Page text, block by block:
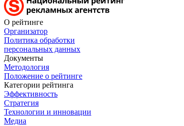
О рейтинге
Организатор
Политика обработки
персональных данных
Документы
Методология
Положение о рейтинге
Категории рейтинга
Эффективность
Стратегия
Технологии и инновации
Медиа